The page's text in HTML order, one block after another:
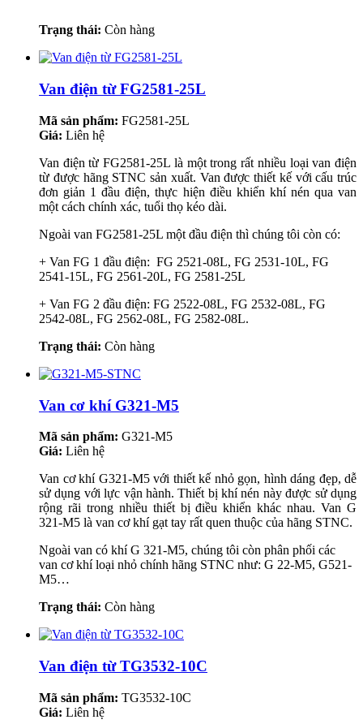
Trạng thái: Còn hàng
Van điện từ FG2581-25L
Mã sản phẩm: FG2581-25L
Giá: Liên hệ
Van điện từ FG2581-25L là một trong rất nhiều loại van điện
từ được hãng STNC sản xuất. Van được thiết kế với cấu trúc
đơn giản 1 đầu điện, thực hiện điều khiển khí nén qua van
một cách chính xác, tuổi thọ kéo dài.
Ngoài van FG2581-25L một đầu điện thì chúng tôi còn có:
+ Van FG 1 đầu điện: FG 2521-08L, FG 2531-10L, FG
2541-15L, FG 2561-20L, FG 2581-25L
+ Van FG 2 đầu điện: FG 2522-08L, FG 2532-08L, FG
2542-08L, FG 2562-08L, FG 2582-08L.
Trạng thái: Còn hàng
Van cơ khí G321-M5
Mã sản phẩm: G321-M5
Giá: Liên hệ
Van cơ khí G321-M5 với thiết kế nhỏ gọn, hình dáng đẹp, dễ
sử dụng với lực vận hành. Thiết bị khí nén này được sử dụng
rộng rãi trong nhiều thiết bị điều khiển khác nhau. Van G
321-M5 là van cơ khí gạt tay rất quen thuộc của hãng STNC.
Ngoài van có khí G 321-M5, chúng tôi còn phân phối các
van cơ khí loại nhỏ chính hãng STNC như: G 22-M5, G521-
M5…
Trạng thái: Còn hàng
Van điện từ TG3532-10C
Mã sản phẩm: TG3532-10C
Giá: Liên hệ